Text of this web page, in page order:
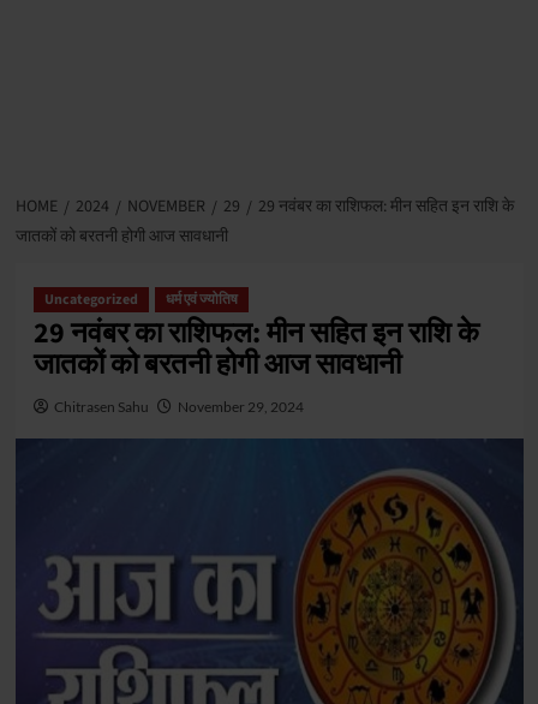
HOME 2024 NOVEMBER 29
29 नवंबर का राशिफल: मीन सहित इन राशि के
जातकों को बरतनी होगी आज सावधानी
Uncategorized धर्म एवं ज्योतिष
29 नवंबर का राशिफल: मीन सहित इन राशि के
जातकों को बरतनी होगी आज सावधानी
Chitrasen Sahu November 29, 2024